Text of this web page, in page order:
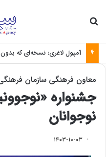
آمپول لاغری؛ نسخه‌ای که
معاون فرهنگی سازمان
جشنواره
نوجوانان
۱۴۰۳-۱۰-۰۳